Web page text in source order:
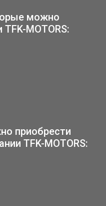
можно
MOTORS:
приобрести
TFK-MOTORS: